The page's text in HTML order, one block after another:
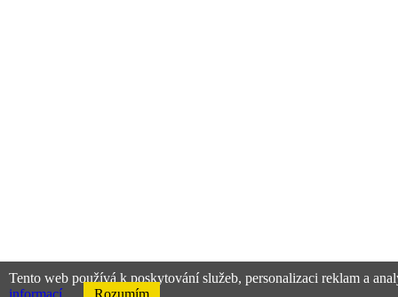
Tento web používá k poskytování služeb, personalizaci reklam a
informací
Rozumím